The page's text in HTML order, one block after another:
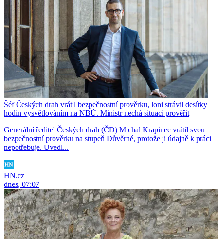
Šéf Českých drah vrátil bezpečnostní prověrku, loni strávil desítky
hodin vysvětlováním na NBÚ. Ministr nechá situaci prověřit
Generální ředitel Českých drah (ČD) Michal Krapinec vrátil svou
bezpečnostní prověrku na stupeň Důvěrné, protože ji údajně k práci
nepotřebuje. Uvedl...
HN.cz
dnes, 07:07